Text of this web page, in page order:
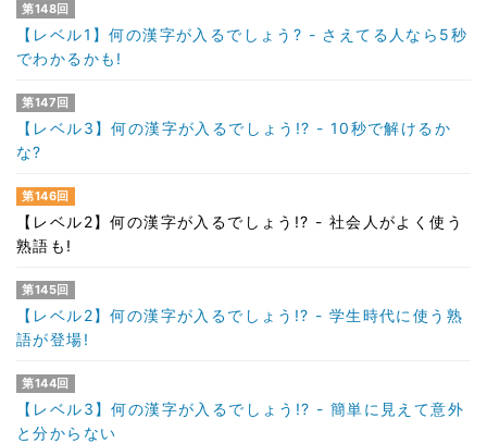
第148回
【レベル1】何の漢字が入るでしょう? - さえてる人なら5秒
でわかるかも!
第147回
【レベル3】何の漢字が入るでしょう!? - 10秒で解けるか
な?
第146回
【レベル2】何の漢字が入るでしょう!? - 社会人がよく使う
熟語も!
第145回
【レベル2】何の漢字が入るでしょう!? - 学生時代に使う熟
語が登場!
第144回
【レベル3】何の漢字が入るでしょう!? - 簡単に見えて意外
と分からない